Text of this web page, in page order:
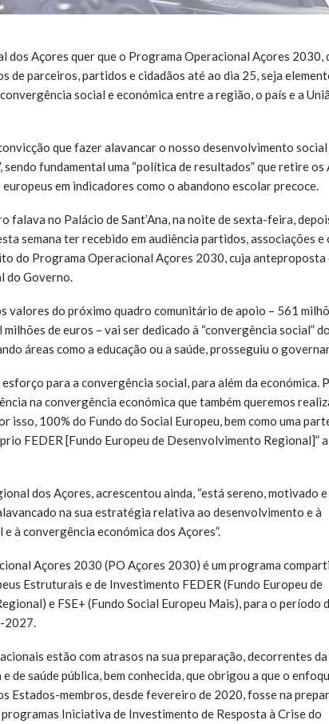
dos Açores quer que o Programa Operacional Açores 2030,
de parceiros, partidos e cidadãos até ao dia 25, seja
social e económica entre a região, o país e a
que fazer alavancar o nosso desenvolvimento social
sendo fundamental uma “política de resultados” que retire os
em indicadores como o abandono escolar precoce.
falava no Palácio de Sant’Ana, na noite de sexta-feira,
semana ter recebido em audiência partidos, associações e
do Programa Operacional Açores 2030, cuja anteproposta
do Governo.
valores do próximo quadro comunitário de apoio – 561
milhões de euros – vai ser dedicado à “convergência social” do
áreas como a educação ou a saúde, prosseguiu o
esforço para a convergência social, para além da económica.
na convergência económica que também queremos
isso, 100% do Fundo do Social Europeu, bem como uma
FEDER [Fundo Europeu de Desenvolvimento Regional]”
dos Açores, acrescentou ainda, “está sereno, motivado e
na sua estratégia relativa ao desenvolvimento e à
à convergência económica dos Açores”.
Açores 2030 (PO Açores 2030) é um programa
Estruturais e de Investimento FEDER (Fundo Europeu de
e FSE+ (Fundo Social Europeu Mais), para o período
2027.
estão com atrasos na sua preparação, decorrentes da
de saúde pública, bem conhecida, que obrigou a que o
Estados-membros, desde fevereiro de 2020, fosse na
Iniciativa de Investimento de Resposta à Crise do